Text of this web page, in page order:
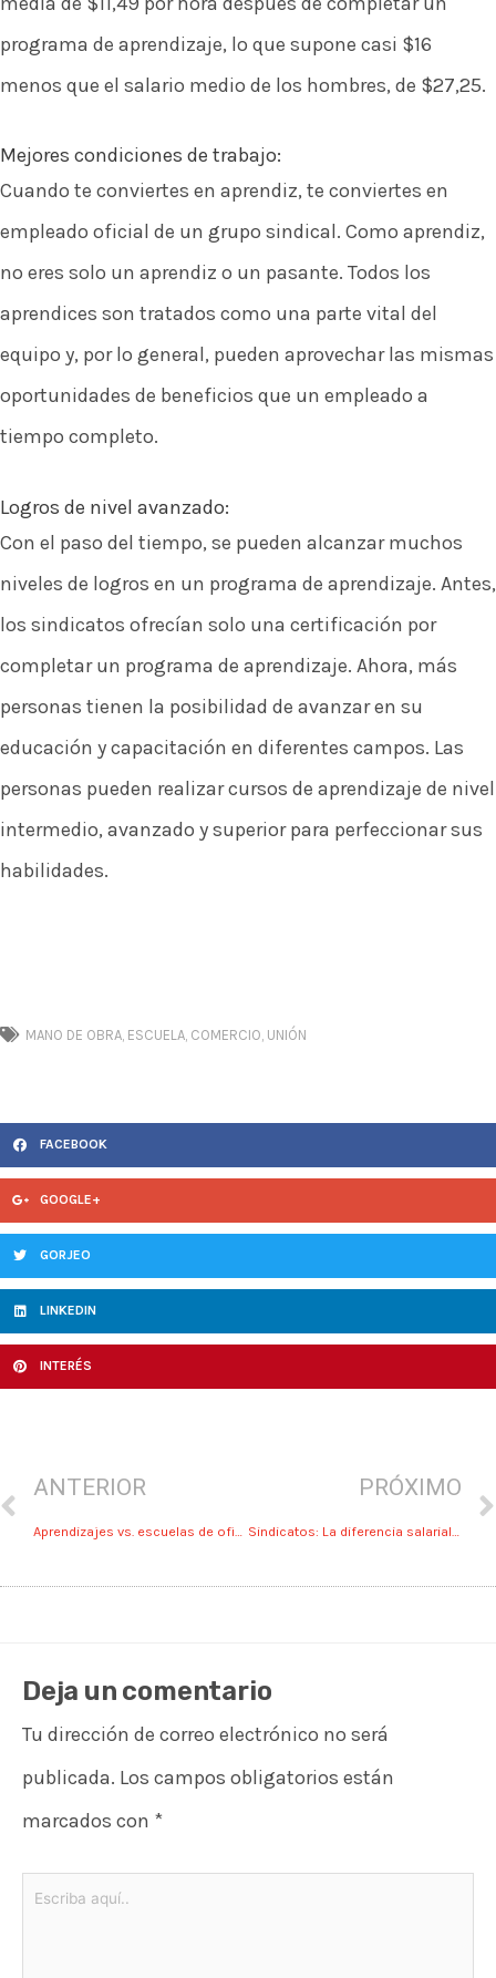
programa de aprendizaje, lo que supone casi $16
menos que el salario medio de los hombres, de $27,25.
Mejores condiciones de trabajo:
Cuando te conviertes en aprendiz, te conviertes en
empleado oficial de un grupo sindical. Como aprendiz,
no eres solo un aprendiz o un pasante. Todos los
aprendices son tratados como una parte vital del
equipo y, por lo general, pueden aprovechar las mismas
oportunidades de beneficios que un empleado a
tiempo completo.
Logros de nivel avanzado:
Con el paso del tiempo, se pueden alcanzar muchos
niveles de logros en un programa de aprendizaje. Antes,
los sindicatos ofrecían solo una certificación por
completar un programa de aprendizaje. Ahora, más
personas tienen la posibilidad de avanzar en su
educación y capacitación en diferentes campos. Las
personas pueden realizar cursos de aprendizaje de nivel
intermedio, avanzado y superior para perfeccionar sus
habilidades.
MANO DE OBRA ESCUELA COMERCIO UNIÓN
FACEBOOK
GOOGLE+
GORJEO
LINKEDIN
INTERÉS
ANTERIOR PRÓXIMO
Deja un comentario
Tu dirección de correo electrónico no será
publicada. Los campos obligatorios están
marcados con *